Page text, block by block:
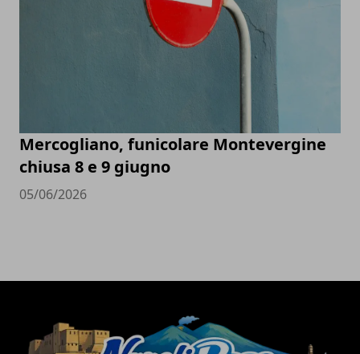
Mercogliano, funicolare Montevergine
chiusa 8 e 9 giugno
05/06/2026